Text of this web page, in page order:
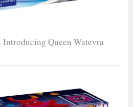
Queen Watevra